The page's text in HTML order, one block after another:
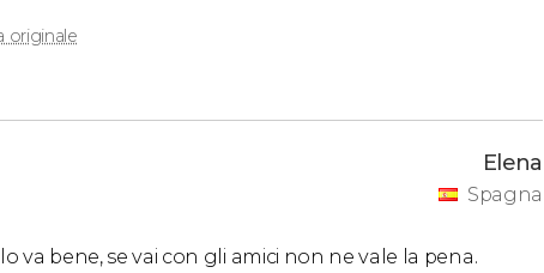
originale
Elena
Spagna
va bene, se vai con gli amici non ne vale la pena.